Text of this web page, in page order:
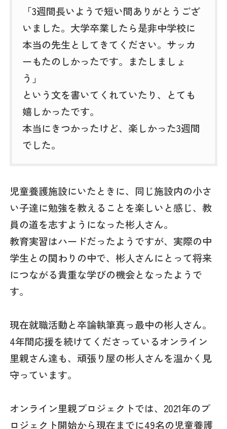
「3週間長いようで短い間ありがとうござ
いました。大学卒業したら是非中学校に
本当の先生としてきてください。サッカ
ーもたのしかったです。またしましょ
う」
という文を書いてくれていたり、とても
嬉しかったです。
本当にきつかったけど、楽しかった3週間
でした。
児童養護施設にいたときに、同じ施設内の小さ
い子達に勉強を教えることを楽しいと感じ、教
員の道を志すようになった彬人さん。
教育実習はハードだったようですが、実際の中
学生との関わりの中で、彬人さんにとって将来
につながる貴重な学びの機会となったようで
す。
現在就職活動と卒論執筆真っ最中の彬人さん。
4年間応援を続けてくださっているオンライン
里親さん達も、頑張り屋の彬人さんを温かく見
守っています。
オンライン里親プロジェクトでは、2021年のプ
ロジェクト開始から現在までに49名の児童養護